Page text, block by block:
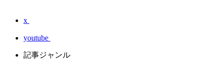
x
youtube
記事ジャンル